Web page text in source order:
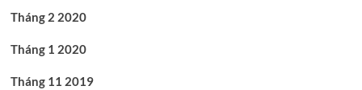
Tháng 2 2020
Tháng 1 2020
Tháng 11 2019